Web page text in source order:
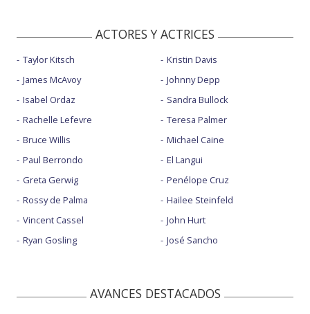
ACTORES Y ACTRICES
Taylor Kitsch
James McAvoy
Isabel Ordaz
Rachelle Lefevre
Bruce Willis
Paul Berrondo
Greta Gerwig
Rossy de Palma
Vincent Cassel
Ryan Gosling
Kristin Davis
Johnny Depp
Sandra Bullock
Teresa Palmer
Michael Caine
El Langui
Penélope Cruz
Hailee Steinfeld
John Hurt
José Sancho
AVANCES DESTACADOS